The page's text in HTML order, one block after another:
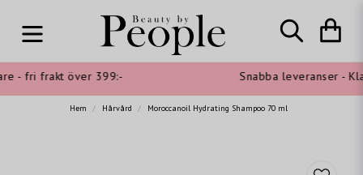
- fri frakt över 399:- Snabba leveranser -
Hem Hårvård Moroccanoil Hydrating Shampoo 70 ml